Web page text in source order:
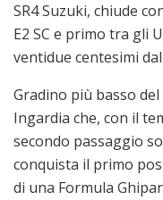
SR4 Suzuki, chiude
E2 SC e primo tra gli
ventidue centesimi
Gradino più basso
Ingardia che, con il
secondo passaggio
conquista il primo
di una Formula